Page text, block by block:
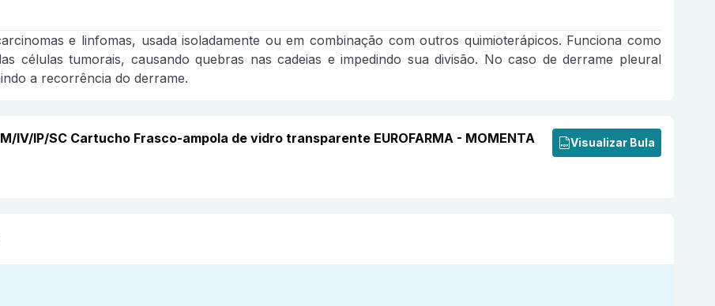
e linfomas, usada isoladamente ou em combinação com outros quimioterápicos. Funciona como
células tumorais, causando quebras nas cadeias e impedindo sua divisão. No caso de derrame pleural
a recorrência do derrame.
IV/IP/SC Cartucho Frasco-ampola de vidro transparente EUROFARMA - MOMENTA Visualizar Bula